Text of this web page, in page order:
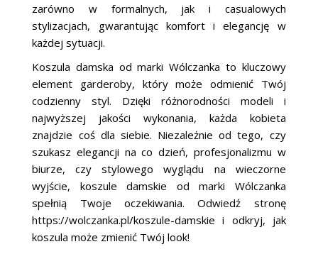
zarówno w formalnych, jak i casualowych
stylizacjach, gwarantując komfort i elegancję w
każdej sytuacji.
Koszula damska od marki Wólczanka to kluczowy
element garderoby, który może odmienić Twój
codzienny styl. Dzięki różnorodności modeli i
najwyższej jakości wykonania, każda kobieta
znajdzie coś dla siebie. Niezależnie od tego, czy
szukasz elegancji na co dzień, profesjonalizmu w
biurze, czy stylowego wyglądu na wieczorne
wyjście, koszule damskie od marki Wólczanka
spełnią Twoje oczekiwania. Odwiedź stronę
https://wolczanka.pl/koszule-damskie i odkryj, jak
koszula może zmienić Twój look!